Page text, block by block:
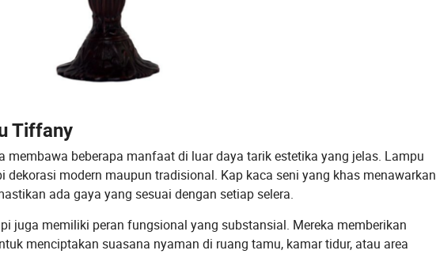
Tiffany
beberapa manfaat di luar daya tarik estetika yang jelas. Lampu
dekorasi modern maupun tradisional. Kap kaca seni yang khas menawarkan
ada gaya yang sesuai dengan setiap selera.
juga memiliki peran fungsional yang substansial. Mereka memberikan
menciptakan suasana nyaman di ruang tamu, kamar tidur, atau area